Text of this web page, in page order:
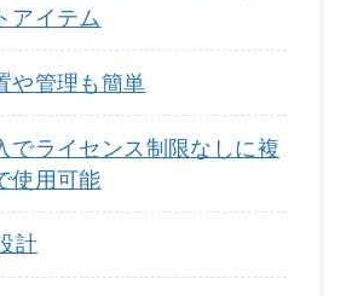
アイテム
や管理も簡単
でライセンス制限なしに複
使用可能
計